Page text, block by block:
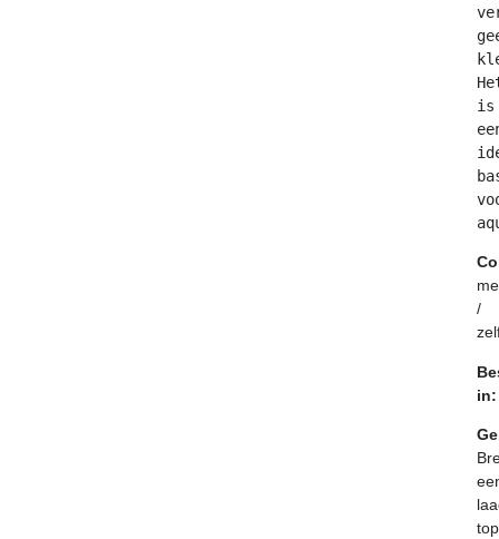
is
/
top